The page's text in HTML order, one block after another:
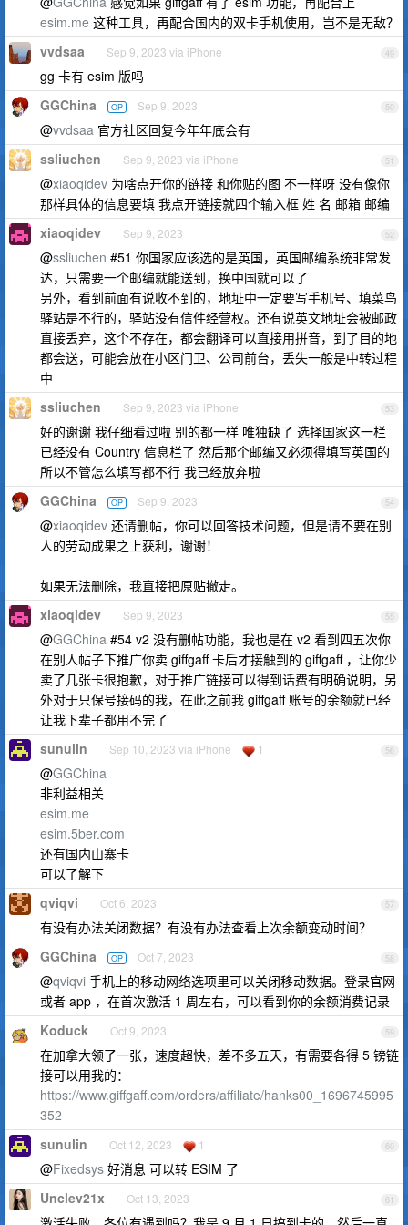
esim.me 这种工具，再配合国内的双卡手机使用，岂不是无敌？
49
vvdsaa Sep 9, 2023 via iPhone
gg 卡有 esim 版吗
50
GGChina OP Sep 9, 2023
@vvdsaa 官方社区回复今年年底会有
51
ssliuchen Sep 9, 2023 via iPhone
@xiaoqidev 为啥点开你的链接 和你贴的图 不一样呀 没有像你
那样具体的信息要填 我点开链接就四个输入框 姓 名 邮箱 邮编
52
xiaoqidev Sep 9, 2023
@ssliuchen #51 你国家应该选的是英国，英国邮编系统非常发
达，只需要一个邮编就能送到，换中国就可以了
另外，看到前面有说收不到的，地址中一定要写手机号、填菜鸟
驿站是不行的，驿站没有信件经营权。还有说英文地址会被邮政
直接丢弃，这个不存在，都会翻译可以直接用拼音，到了目的地
都会送，可能会放在小区门卫、公司前台，丢失一般是中转过程
中
53
ssliuchen Sep 9, 2023 via iPhone
好的谢谢 我仔细看过啦 别的都一样 唯独缺了 选择国家这一栏
已经没有 Country 信息栏了 然后那个邮编又必须得填写英国的
所以不管怎么填写都不行 我已经放弃啦
54
GGChina OP Sep 9, 2023
@xiaoqidev 还请删帖，你可以回答技术问题，但是请不要在别
人的劳动成果之上获利，谢谢！
如果无法删除，我直接把原贴撤走。
55
xiaoqidev Sep 9, 2023
@GGChina #54 v2 没有删帖功能，我也是在 v2 看到四五次你
在别人帖子下推广你卖 giffgaff 卡后才接触到的 giffgaff ，让你少
卖了几张卡很抱歉，对于推广链接可以得到话费有明确说明，另
外对于只保号接码的我，在此之前我 giffgaff 账号的余额就已经
让我下辈子都用不完了
56
sunulin Sep 10, 2023 via iPhone 1
@GGChina
非利益相关
esim.me
esim.5ber.com
还有国内山寨卡
可以了解下
57
qviqvi Oct 6, 2023
有没有办法关闭数据？有没有办法查看上次余额变动时间？
58
GGChina OP Oct 7, 2023
@qviqvi 手机上的移动网络选项里可以关闭移动数据。登录官网
或者 app ，在首次激活 1 周左右，可以看到你的余额消费记录
59
Koduck Oct 9, 2023
在加拿大领了一张，速度超快，差不多五天，有需要各得 5 镑链
接可以用我的：
https://www.giffgaff.com/orders/affiliate/hanks00_1696745995
352
60
sunulin Oct 12, 2023 1
@Fixedsys 好消息 可以转 ESIM 了
61
Unclev21x Oct 13, 2023